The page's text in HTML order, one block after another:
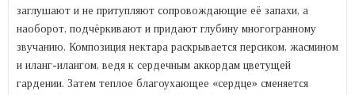
заглушают и не притупляют сопровождающие её запахи, а
наоборот, подчёркивают и придают глубину многогранному
звучанию. Композиция нектара раскрывается персиком, жасмином
и иланг-илангом, ведя к сердечным аккордам цветущей
гардении. Затем теплое благоухающее «сердце» сменяется